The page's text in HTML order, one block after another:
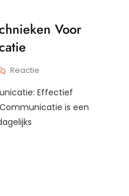
Voor
Reactie
Gesprekstechnieken
Voor
Effectief
is een